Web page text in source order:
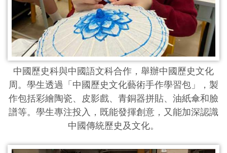
中國歷史科與中國語文科合作，舉辦中國歷史文化
周。學生透過「中國歷史文化藝術手作學習包」，製
作包括彩繪陶瓷、皮影戲、青銅器拼貼、油紙傘和臉
譜等。學生專注投入，既能發揮創意，又能加深認識
中國傳統歷史及文化。